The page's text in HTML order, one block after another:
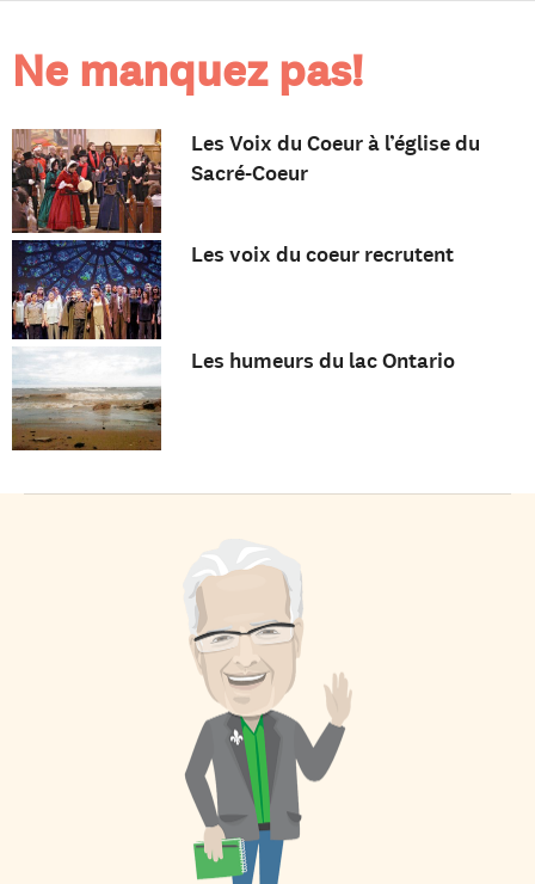
Ne manquez pas!
Les Voix du Coeur à l’église du
Sacré-Coeur
Les voix du coeur recrutent
Les humeurs du lac Ontario